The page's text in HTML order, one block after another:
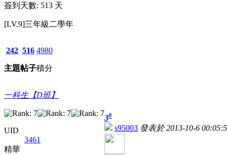
簽到天數: 513 天
[LV.9]三年級二學年
242
主題
516
帖子
4980
積分
一科生【D班】
UID
3461
精華
3#
s95003 發表於 2013-10-6